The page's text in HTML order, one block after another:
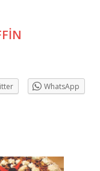
WhatsApp